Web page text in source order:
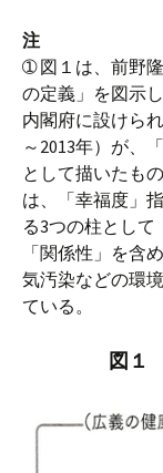
注
➀ 図１は、前野
の定義」を図示
内閣府に設けら
～2013年）が、
として描いたも
は、「幸福度」
る3つの柱として
「関係性」を含
気汚染などの環
ている。
図１